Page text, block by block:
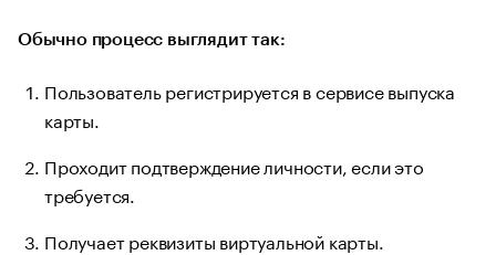
Обычно процесс выглядит так:
Пользователь регистрируется в сервисе выпуска
карты.
Проходит подтверждение личности, если это
требуется.
Получает реквизиты виртуальной карты.